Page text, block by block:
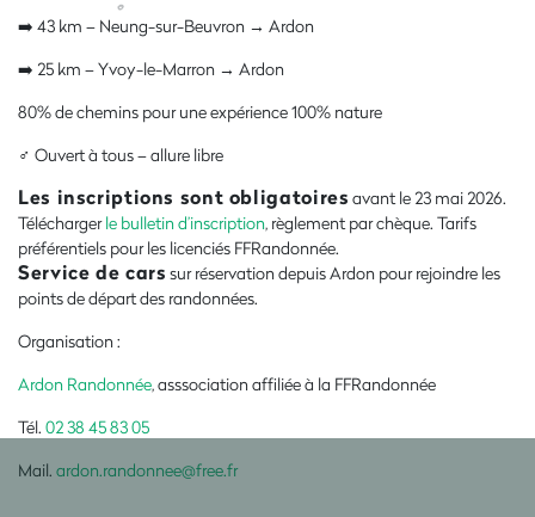
➡️ 43 km – Neung-sur-Beuvron → Ardon
➡️ 25 km – Yvoy-le-Marron → Ardon
80% de chemins pour une expérience 100% nature
‍♂️ Ouvert à tous – allure libre
Les inscriptions sont obligatoires avant le 23 mai 2026.
Téléchargerle bulletin d’inscription, règlement par chèque. Tarifs
préférentiels pour les licenciés FFRandonnée.
Service de cars sur réservation depuis Ardon pour rejoindre les
points de départ des randonnées.
Organisation :
Ardon Randonnée, asssociation affiliée à la FFRandonnée
Tél. 02 38 45 83 05
Mail. ardon.randonnee@free.fr